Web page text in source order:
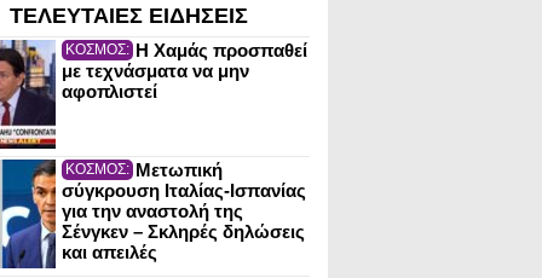
ΤΕΛΕΥΤΑΙΕΣ ΕΙΔΗΣΕΙΣ
ΚΟΣΜΟΣ: Η Χαμάς προσπαθεί
με τεχνάσματα να μην
αφοπλιστεί
ΚΟΣΜΟΣ: Μετωπική
σύγκρουση Ιταλίας-Ισπανίας
για την αναστολή της
Σένγκεν – Σκληρές δηλώσεις
και απειλές